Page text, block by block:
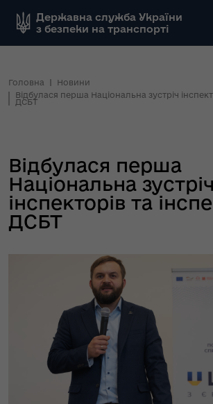
Державна служба України
з безпеки на транспорті
Головна
Новини
Відбулася перша Національна зустріч
ДСБТ
Відбулася перша
Національна зустріч
інспекторів та
ДСБТ